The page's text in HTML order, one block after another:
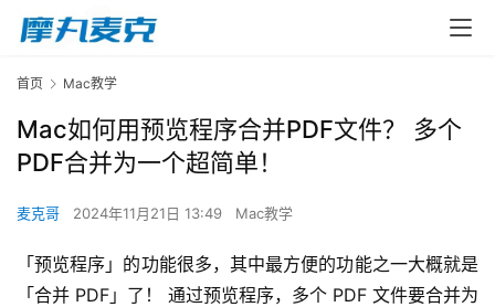
首页 Mac教学
Mac如何用预览程序合并PDF文件？ 多个
PDF合并为一个超简单！
麦克哥 2024年11月21日 13:49 Mac教学
「预览程序」的功能很多，其中最方便的功能之一大概就是
「合并 PDF」了！ 通过预览程序，多个 PDF 文件要合并为